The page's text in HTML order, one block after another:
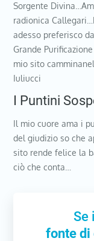
Sorgente
radionica
adesso preferisco
Grande
mio sito
Iuliucci
I Puntini
Il mio cuore ama i
del giudizio so che
sito rende felice la
ciò che conta…
Se
fonte di